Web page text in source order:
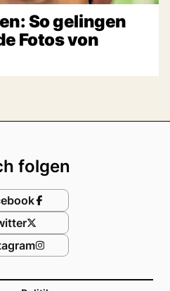
So gelingen
Fotos von
folgen